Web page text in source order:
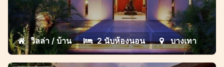
The total area of the villas (1/2 bedrooms):
100/320 m2, living area - 60/150m2
วิลล่า / บ้าน 2 นับห้องนอน บางเทา